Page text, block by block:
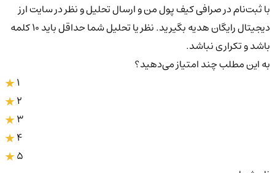
با ثبت‌نام در صرافی کیف پول من و ارسال تحلیل و نظر در سایت ارز
دیجیتال رایگان هدیه بگیرید. نظر یا تحلیل شما حداقل باید ۱۰ کلمه
باشد و تکراری نباشد.
به این مطلب چند امتیاز می‌دهید؟
3
4
5